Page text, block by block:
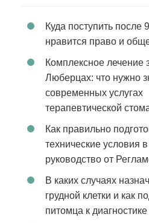
Куда поступить после
нравится право и
Комплексное лечение
Люберцах: что нужно
современных услугах
терапевтической
Как правильно
технические условия
руководство от
В каких случаях
грудной клетки и как
питомца к диагностике